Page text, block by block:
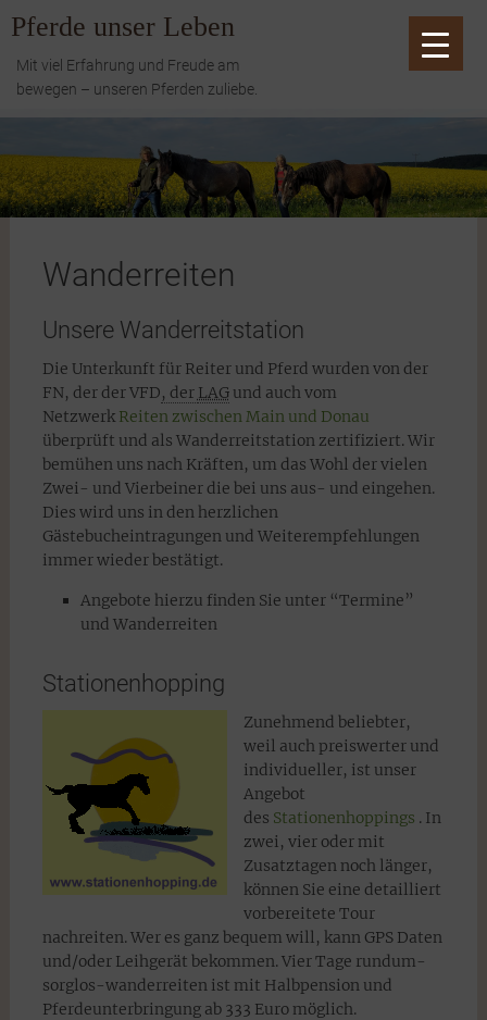
Inhalt
springen
Pferde unser Leben
Mit viel Erfahrung und Freude am
bewegen – unseren Pferden zuliebe.
Wanderreiten
Unsere Wanderreitstation
Die Unterkunft für Reiter und Pferd wurden von der
FN, der der VFD, der LAGund auch vom
Netzwerk Reiten zwischen Main und Donau
überprüft und als Wanderreitstation zertifiziert. Wir
bemühen uns nach Kräften, um das Wohl der vielen
Zwei- und Vierbeiner die bei uns aus- und eingehen.
Dies wird uns in den herzlichen
Gästebucheintragungen und Weiterempfehlungen
immer wieder bestätigt.
Angebote hierzu finden Sie unter “Termine”
und Wanderreiten
Stationenhopping
Zunehmend beliebter,
weil auch preiswerter und
individueller, ist unser
Angebot
des Stationenhoppings . In
zwei, vier oder mit
Zusatztagen noch länger,
können Sie eine detailliert
vorbereitete Tour
nachreiten. Wer es ganz bequem will, kann GPS Daten
und/oder Leihgerät bekommen. Vier Tage rundum-
sorglos-wanderreiten ist mit Halbpension und
Pferdeunterbringung ab 333 Euro möglich.